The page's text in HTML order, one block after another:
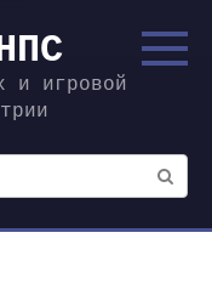
и игровой